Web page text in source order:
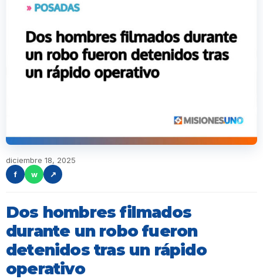
diciembre 18, 2025
f
w ↗
Dos hombres filmados
durante un robo fueron
detenidos tras un rápido
operativo